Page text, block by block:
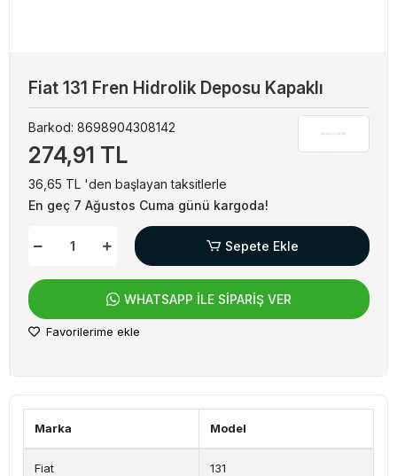
Fiat 131 Fren Hidrolik Deposu Kapaklı
Barkod: 8698904308142
274,91 TL
36,65 TL 'den başlayan taksitlerle
En geç 7 Ağustos Cuma günü kargoda!
Sepete Ekle
WHATSAPP İLE SİPARİŞ VER
Favorilerime ekle
Marka Model
Fiat 131